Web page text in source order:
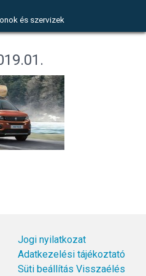
és szervizek
Jogi nyilatkozat
Adatkezelési tájékoztató
Süti beállítás Visszaélés